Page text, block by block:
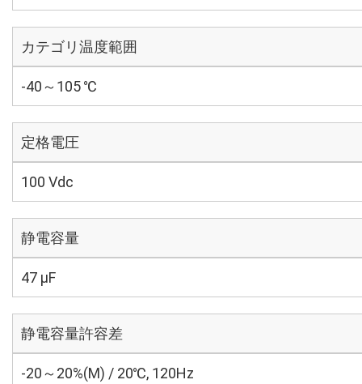
カテゴリ温度範囲
-40～105 ℃
定格電圧
100 Vdc
静電容量
47 µF
静電容量許容差
-20～20%(M) / 20℃, 120Hz